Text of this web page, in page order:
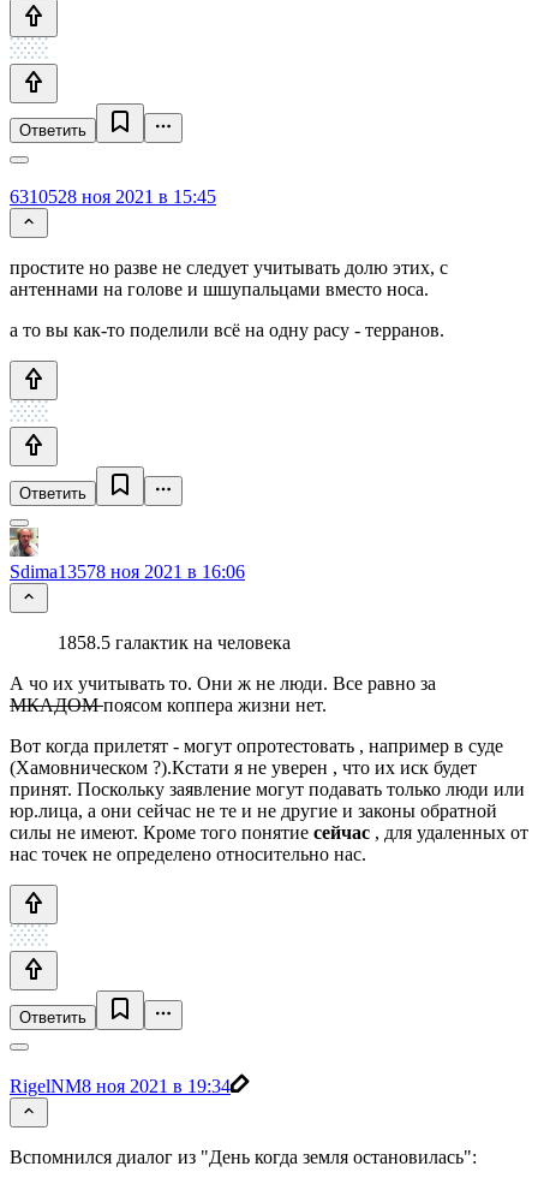
Ответить
6310528 ноя 2021 в 15:45
простите но разве не следует учитывать долю этих, с
антеннами на голове и шшупальцами вместо носа.
а то вы как-то поделили всё на одну расу - терранов.
Ответить
Sdima13578 ноя 2021 в 16:06
1858.5 галактик на человека
А чо их учитывать то. Они ж не люди. Все равно за
МКАДОМпоясом коппера жизни нет.
Вот когда прилетят - могут опротестовать , например в суде
(Хамовническом ?).Кстати я не уверен , что их иск будет
принят. Поскольку заявление могут подавать только люди или
юр.лица, а они сейчас не те и не другие и законы обратной
силы не имеют. Кроме того понятие сейчас , для удаленных от
нас точек не определено относительно нас.
Ответить
RigelNM8 ноя 2021 в 19:34
Вспомнился диалог из "День когда земля остановилась":